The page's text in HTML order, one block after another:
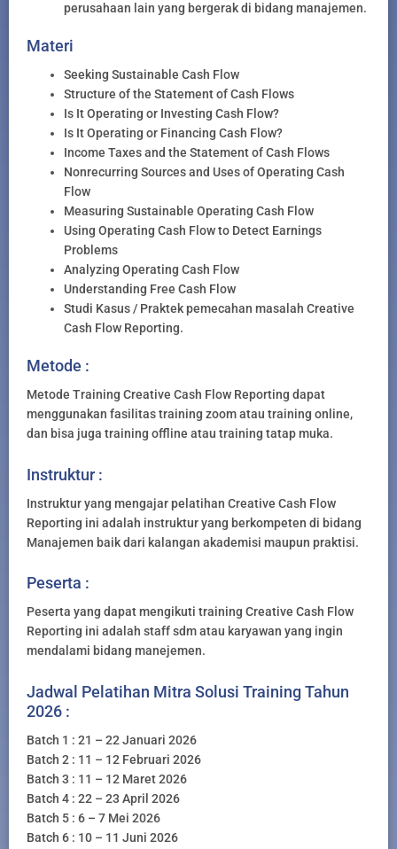
perusahaan lain yang bergerak di bidang manajemen.
Materi
Seeking Sustainable Cash Flow
Structure of the Statement of Cash Flows
Is It Operating or Investing Cash Flow?
Is It Operating or Financing Cash Flow?
Income Taxes and the Statement of Cash Flows
Nonrecurring Sources and Uses of Operating Cash
Flow
Measuring Sustainable Operating Cash Flow
Using Operating Cash Flow to Detect Earnings
Problems
Analyzing Operating Cash Flow
Understanding Free Cash Flow
Studi Kasus / Praktek pemecahan masalah Creative
Cash Flow Reporting.
Metode :
Metode Training Creative Cash Flow Reporting dapat
menggunakan fasilitas training zoom atau training online,
dan bisa juga training offline atau training tatap muka.
Instruktur :
Instruktur yang mengajar pelatihan Creative Cash Flow
Reporting ini adalah instruktur yang berkompeten di bidang
Manajemen baik dari kalangan akademisi maupun praktisi.
Peserta :
Peserta yang dapat mengikuti training Creative Cash Flow
Reporting ini adalah staff sdm atau karyawan yang ingin
mendalami bidang manejemen.
Jadwal Pelatihan Mitra Solusi Training Tahun
2026 :
Batch 1 : 21 – 22 Januari 2026
Batch 2 : 11 – 12 Februari 2026
Batch 3 : 11 – 12 Maret 2026
Batch 4 : 22 – 23 April 2026
Batch 5 : 6 – 7 Mei 2026
Batch 6 : 10 – 11 Juni 2026